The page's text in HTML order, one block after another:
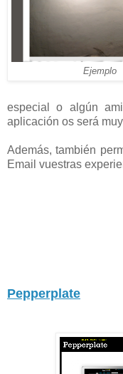
Ejemplo
especial o algún
aplicación os será
Además, también
Email vuestras
Pepperplate